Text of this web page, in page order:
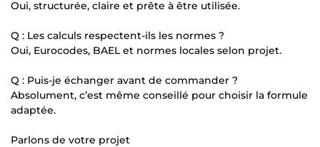
Oui, structurée, claire et prête à être utilisée.
Q : Les calculs respectent-ils les normes ?
Oui, Eurocodes, BAEL et normes locales selon projet.
Q : Puis-je échanger avant de commander ?
Absolument, c’est même conseillé pour choisir la formule
adaptée.
Parlons de votre projet